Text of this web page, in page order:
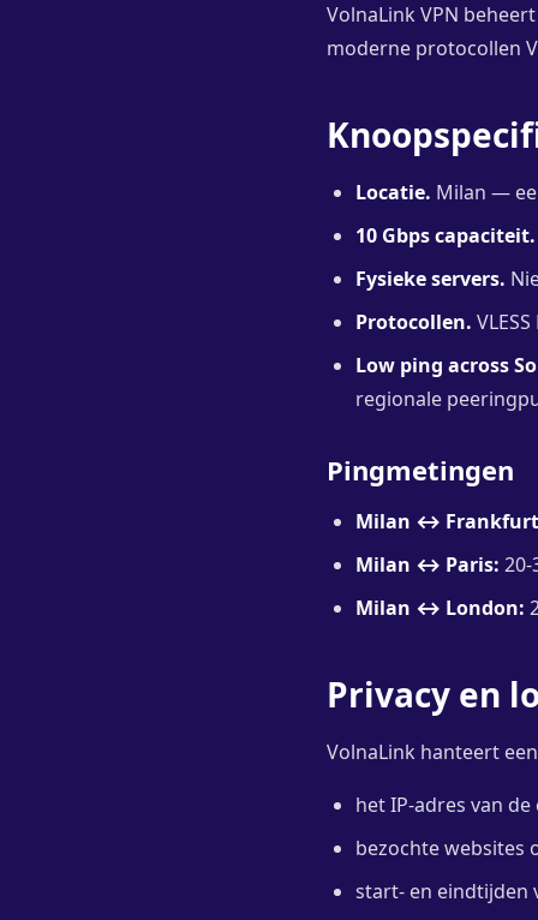
VolnaLink VPN
moderne protocollen
Locatie. Milan —
10 Gbps capaciteit.
Fysieke servers.
Protocollen.
Low ping across
regionale
Pingmetingen
Milan ↔
Milan ↔ Paris: 20-
Milan ↔ London:
Privacy en
VolnaLink hanteert
het IP-adres van
bezochte websites
start- en eindtijden